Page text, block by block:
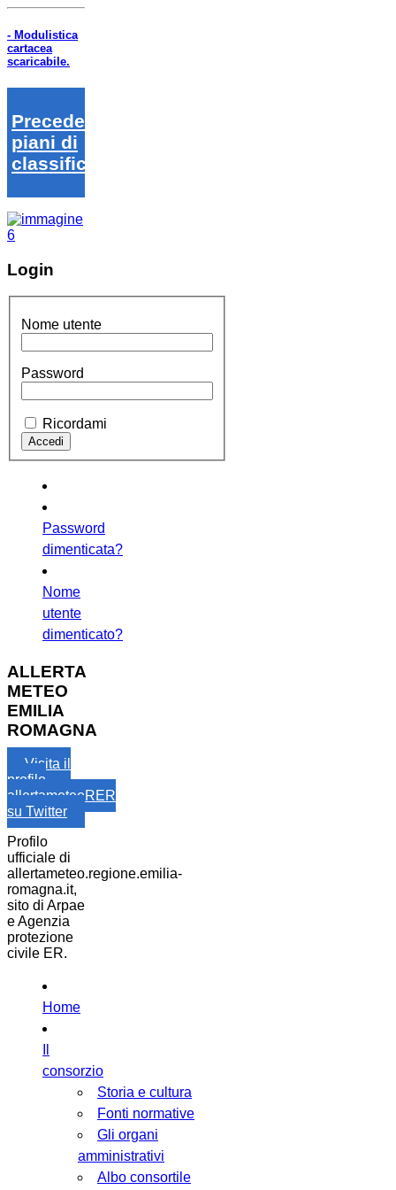
- Modulistica
cartacea
scaricabile.
Precedenti
piani di
classifica
Login
Nome utente
Password
Ricordami
Password
dimenticata?
Nome
utente
dimenticato?
ALLERTA
METEO
EMILIA
ROMAGNA
Visita il
profilo
allertameteoRER
su Twitter
Profilo
ufficiale di
allertameteo.regione.emilia-
romagna.it,
sito di Arpae
e Agenzia
protezione
civile ER.
Home
consorzio
Storia e cultura
Fonti normative
Gli organi
amministrativi
Albo consortile